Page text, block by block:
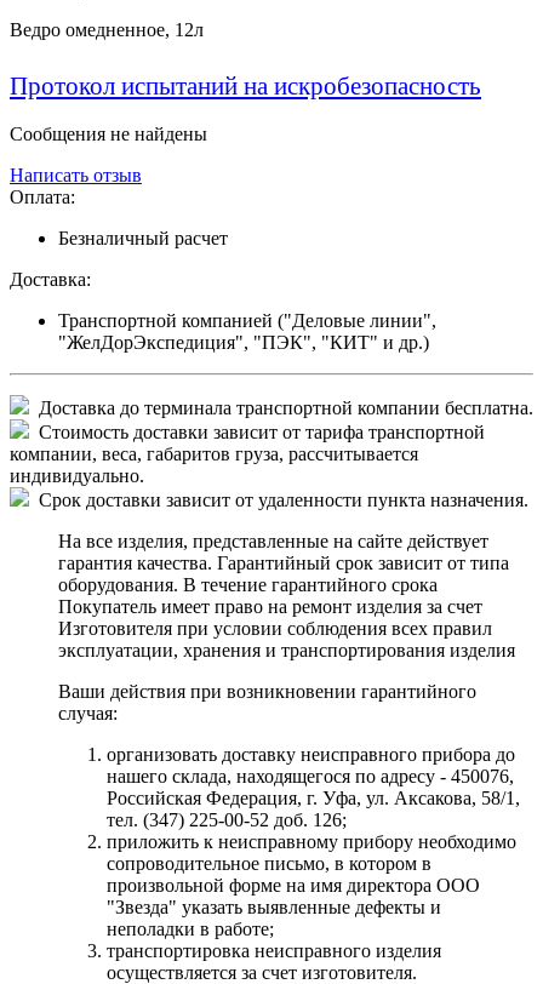
Ведро омедненное, 12л
Протокол испытаний на искробезопасность
Сообщения не найдены
Написать отзыв
Оплата:
Безналичный расчет
Доставка:
Транспортной компанией ("Деловые линии",
"ЖелДорЭкспедиция", "ПЭК", "КИТ" и др.)
Доставка до терминала транспортной компании бесплатна.
Стоимость доставки зависит от тарифа транспортной
компании, веса, габаритов груза, рассчитывается
индивидуально.
Срок доставки зависит от удаленности пункта назначения.
На все изделия, представленные на сайте действует
гарантия качества. Гарантийный срок зависит от типа
оборудования. В течение гарантийного срока
Покупатель имеет право на ремонт изделия за счет
Изготовителя при условии соблюдения всех правил
эксплуатации, хранения и транспортирования изделия
Ваши действия при возникновении гарантийного
случая:
организовать доставку неисправного прибора до
нашего склада, находящегося по адресу - 450076,
Российская Федерация, г. Уфа, ул. Аксакова, 58/1,
тел. (347) 225-00-52 доб. 126;
приложить к неисправному прибору необходимо
сопроводительное письмо, в котором в
произвольной форме на имя директора ООО
"Звезда" указать выявленные дефекты и
неполадки в работе;
транспортировка неисправного изделия
осуществляется за счет изготовителя.